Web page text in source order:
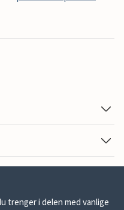
trenger i delen med vanlige